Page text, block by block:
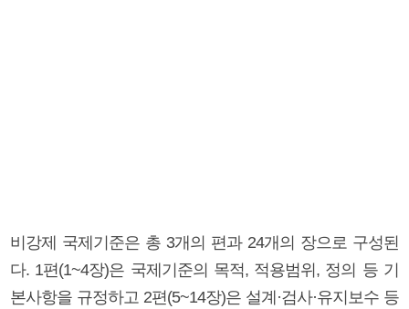
비강제 국제기준은 총 3개의 편과 24개의 장으로 구성된
다. 1편(1~4장)은 국제기준의 목적, 적용범위, 정의 등 기
본사항을 규정하고 2편(5~14장)은 설계·검사·유지보수 등